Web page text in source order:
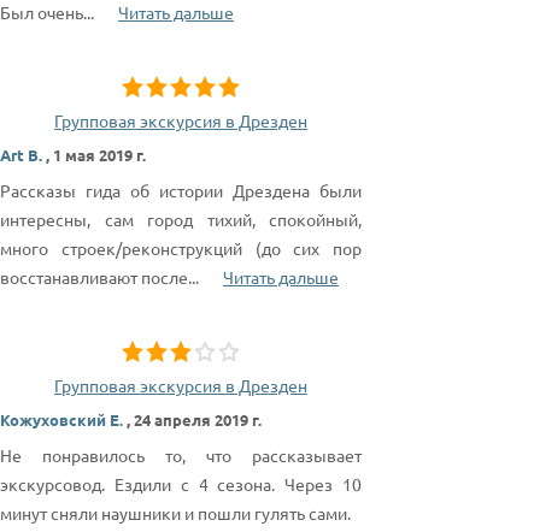
Был очень... Читать дальше
Групповая экскурсия в Дрезден
Art B., 1 мая 2019 г.
Рассказы гида об истории Дрездена были
интересны, сам город тихий, спокойный,
много строек/реконструкций (до сих пор
восстанавливают после... Читать дальше
Групповая экскурсия в Дрезден
Кожуховский Е.,24 апреля 2019 г.
Не понравилось то, что рассказывает
экскурсовод. Ездили с 4 сезона. Через 10
минут сняли наушники и пошли гулять сами.